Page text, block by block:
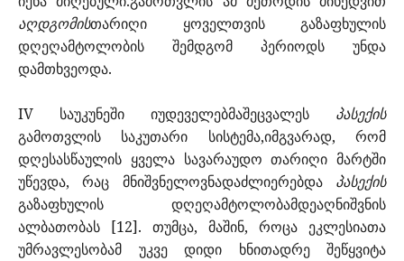
აღდგომისთარიღი ყოველთვის გაზაფხულის
დღეღამტოლობის შემდგომ პერიოდს უნდა
დამთხვეოდა.
IV საუკუნეში იუდეველებმაშეცვალეს პასექის
გამოთვლის საკუთარი სისტემა,იმგვარად, რომ
დღესასწაულის ყველა სავარაუდო თარიღი მარტში
უწევდა, რაც მნიშვნელოვნადაძლიერებდა პასექის
გაზაფხულის დღეღამტოლობამდეაღნიშვნის
ალბათობას [12]. თუმცა, მაშინ, როცა ეკლესიათა
უმრავლესობამ უკვე დიდი ხნითადრე შეწყვიტა